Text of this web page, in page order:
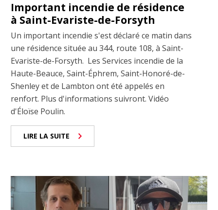
Important incendie de résidence
à Saint-Evariste-de-Forsyth
Un important incendie s'est déclaré ce matin dans
une résidence située au 344, route 108, à Saint-
Evariste-de-Forsyth. Les Services incendie de la
Haute-Beauce, Saint-Éphrem, Saint-Honoré-de-
Shenley et de Lambton ont été appelés en
renfort. Plus d'informations suivront. Vidéo
d'Éloïse Poulin.
LIRE LA SUITE